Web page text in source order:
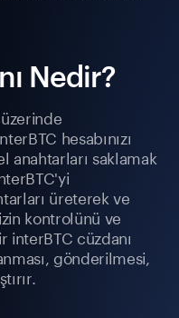
Nedir?
hesabınızı
anahtarları saklamak
üreterek ve
kontrolünü ve
interBTC cüzdanı
gönderilmesi,